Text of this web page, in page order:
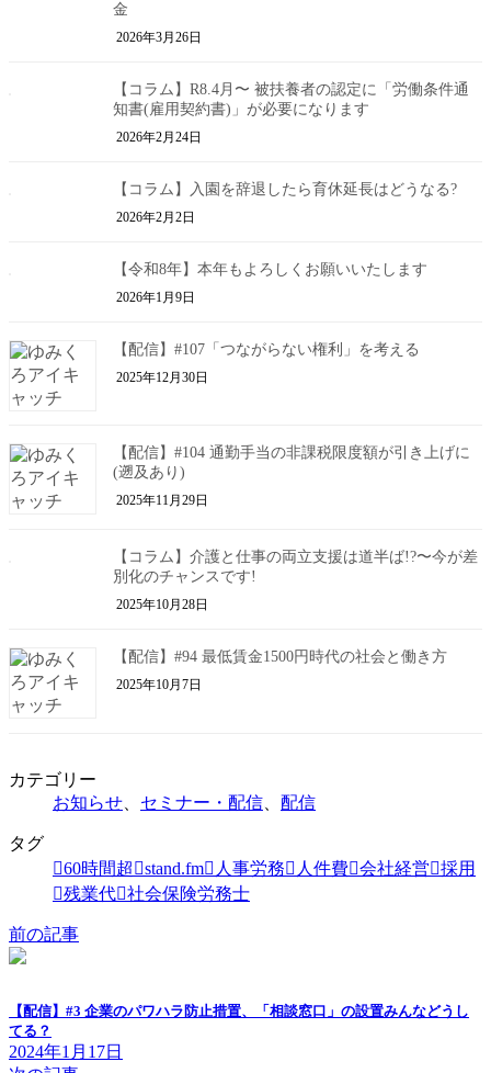
金
2026年3月26日
【コラム】R8.4月〜 被扶養者の認定に「労働条件通
知書(雇用契約書)」が必要になります
2026年2月24日
【コラム】入園を辞退したら育休延長はどうなる?
2026年2月2日
【令和8年】本年もよろしくお願いいたします
2026年1月9日
【配信】#107「つながらない権利」を考える
2025年12月30日
【配信】#104 通勤手当の非課税限度額が引き上げに
(遡及あり)
2025年11月29日
【コラム】介護と仕事の両立支援は道半ば!?〜今が差
別化のチャンスです!
2025年10月28日
【配信】#94 最低賃金1500円時代の社会と働き方
2025年10月7日
カテゴリー
お知らせ
セミナー・配信 配信
タグ
60時間超
stand.fm 人事労務 人件費 会社経営
採用
残業代 社会保険労務士
前の記事
【配信】#3 企業のパワハラ防止措置、「相談窓口」の設置みんなどうし
てる？
2024年1月17日